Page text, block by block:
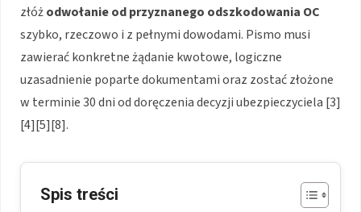
złóżodwołanie od przyznanego odszkodowania OC
szybko, rzeczowo i z pełnymi dowodami. Pismo musi
zawierać konkretne żądanie kwotowe, logiczne
uzasadnienie poparte dokumentami oraz zostać złożone
w terminie 30 dni od doręczenia decyzji ubezpieczyciela [3]
[4][5][8].
Spis treści